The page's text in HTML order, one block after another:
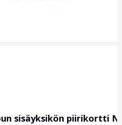
sisäyksikön piirikortti